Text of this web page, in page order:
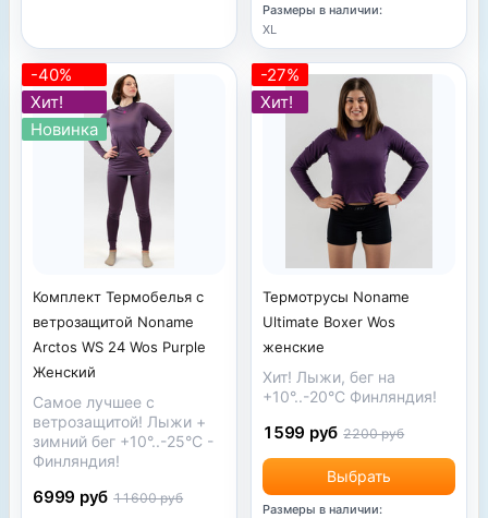
Размеры в наличии:
XL
-40%
Хит!
Новинка
Комплект Термобелья с
ветрозащитой Noname
Arctos WS 24 Wos Purple
Женский
Самое лучшее с
ветрозащитой! Лыжи +
зимний бег +10°..-25°С -
Финляндия!
6999 руб 11600 руб
-27%
Хит!
Термотрусы Noname
Ultimate Boxer Wos
женские
Хит! Лыжи, бег на
+10°..-20°С Финляндия!
Выбрать
1599 руб 2200 руб
Размеры в наличии: